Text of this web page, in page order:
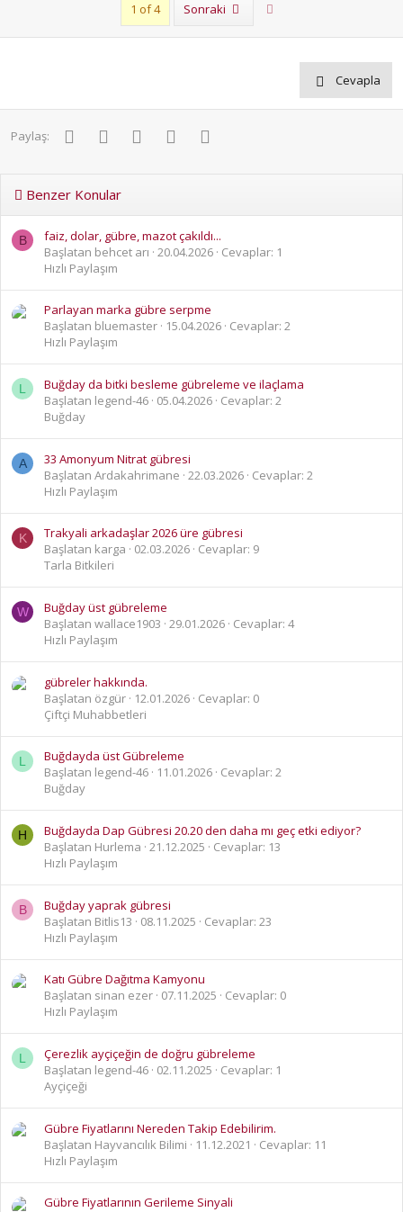
1 of 4 Sonraki
Cevapla
Paylaş: FacebookTwitter PinterestWhatsApp
Benzer Konular
B
faiz, dolar, gübre, mazot çakıldı...
Başlatan behcet arı 20.04.2026 Cevaplar: 1
Hızlı Paylaşım
Parlayan marka gübre serpme
Başlatan bluemaster
15.04.2026 Cevaplar: 2
Hızlı Paylaşım
L
Buğday da bitki besleme gübreleme ve ilaçlama
Başlatan legend-46 05.04.2026 Cevaplar: 2
Buğday
A
33 Amonyum Nitrat gübresi
Başlatan Ardakahrimane 22.03.2026 Cevaplar: 2
Hızlı Paylaşım
K
Trakyali arkadaşlar 2026 üre gübresi
Başlatan karga
02.03.2026 Cevaplar: 9
Tarla Bitkileri
W
Buğday üst gübreleme
Başlatan wallace1903 29.01.2026 Cevaplar: 4
Hızlı Paylaşım
gübreler hakkında.
Başlatan özgür
12.01.2026 Cevaplar: 0
Çiftçi Muhabbetleri
L
Buğdayda üst Gübreleme
Başlatan legend-46
11.01.2026 Cevaplar: 2
Buğday
H
Buğdayda Dap Gübresi 20.20 den daha mı geç etki ediyor?
Başlatan Hurlema 21.12.2025
Cevaplar: 13
Hızlı Paylaşım
B
Buğday yaprak gübresi
Başlatan Bitlis13
08.11.2025
Cevaplar: 23
Hızlı Paylaşım
Katı Gübre Dağıtma Kamyonu
Başlatan sinan ezer 07.11.2025
Cevaplar: 0
Hızlı Paylaşım
L
Çerezlik ayçiçeğin de doğru gübreleme
Başlatan legend-46 02.11.2025
Cevaplar: 1
Ayçiçeği
Gübre Fiyatlarını Nereden Takip Edebilirim.
Başlatan Hayvancılık Bilimi
11.12.2021
Cevaplar: 11
Hızlı Paylaşım
Gübre Fiyatlarının Gerileme Sinyali